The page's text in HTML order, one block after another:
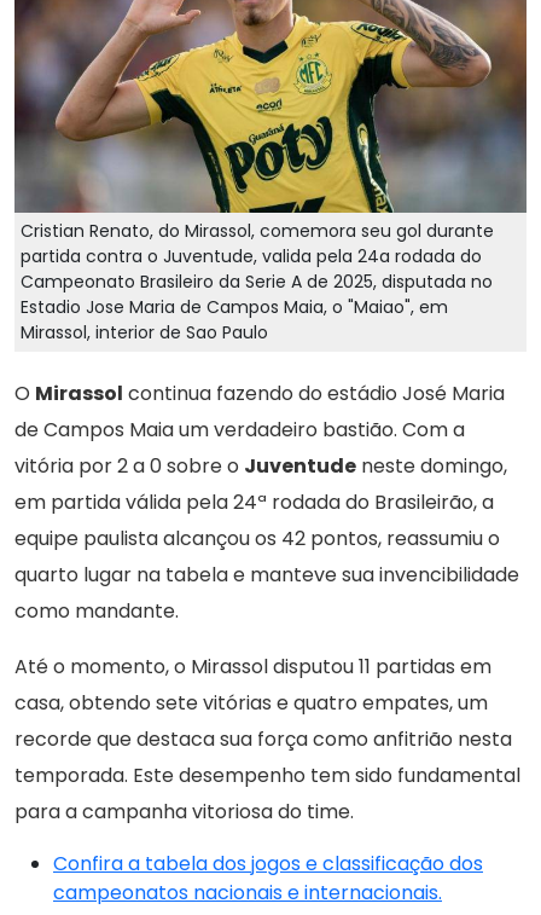
Cristian Renato, do Mirassol, comemora seu gol durante
partida contra o Juventude, valida pela 24a rodada do
Campeonato Brasileiro da Serie A de 2025, disputada no
Estadio Jose Maria de Campos Maia, o "Maiao", em
Mirassol, interior de Sao Paulo
O Mirassol continua fazendo do estádio José Maria
de Campos Maia um verdadeiro bastião. Com a
vitória por 2 a 0 sobre o Juventude neste domingo,
em partida válida pela 24ª rodada do Brasileirão, a
equipe paulista alcançou os 42 pontos, reassumiu o
quarto lugar na tabela e manteve sua invencibilidade
como mandante.
Até o momento, o Mirassol disputou 11 partidas em
casa, obtendo sete vitórias e quatro empates, um
recorde que destaca sua força como anfitrião nesta
temporada. Este desempenho tem sido fundamental
para a campanha vitoriosa do time.
Confira a tabela dos jogos e classificação dos
campeonatos nacionais e internacionais.